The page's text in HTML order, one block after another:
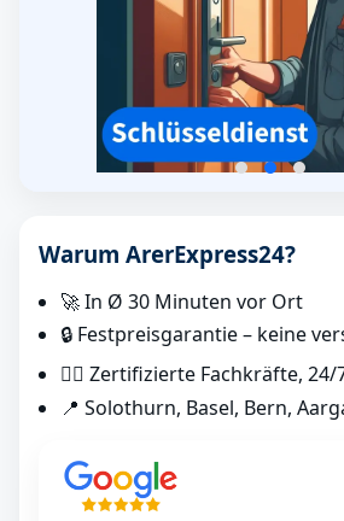
Warum ArerExpress24?
🚀 In Ø 30 Minuten vor Ort
🔒 Festpreisgarantie – keine
👷‍♂️ Zertifizierte Fachkräfte,
📍 Solothurn, Basel, Bern,